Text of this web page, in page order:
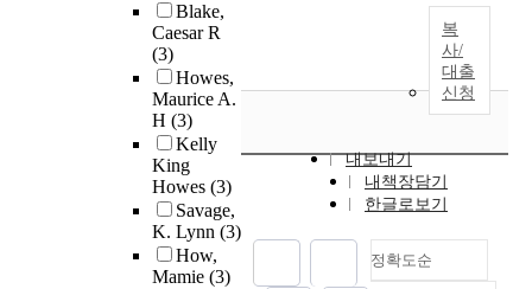
Blake,
Caesar R
(3)
Howes,
Maurice A.
H (3)
Kelly
King
Howes (3)
Savage,
K. Lynn (3)
How,
Mamie (3)
복
사/
대출
신청
내보내기
내책장담기
한글로보기
정확도순